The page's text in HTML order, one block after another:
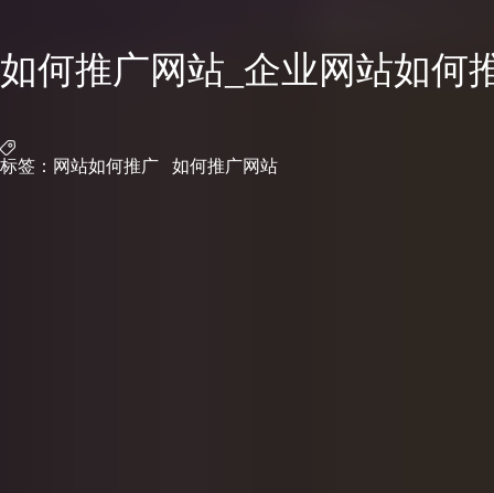
如何推广网站_企业网站如何
标签： 网站如何推广 如何推广网站